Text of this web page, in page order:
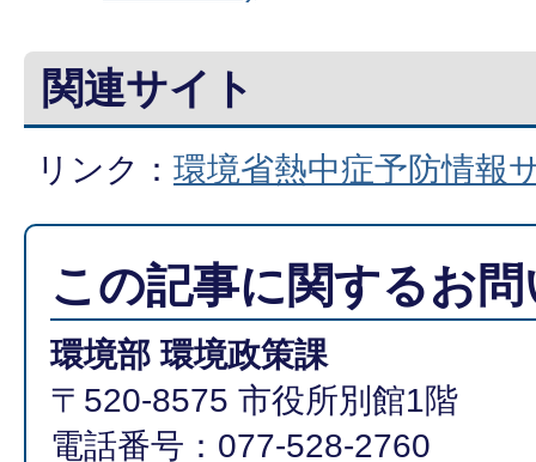
関連サイト
リンク： 環境省熱中症予防情報
この記事に関するお
環境部 環境政策課
〒520-8575 市役所別館1階
電話番号：077-528-2760